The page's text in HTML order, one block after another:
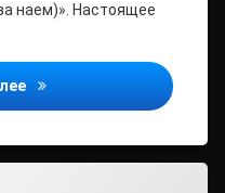
наем)». Настоящее
Уважаемые наниматели